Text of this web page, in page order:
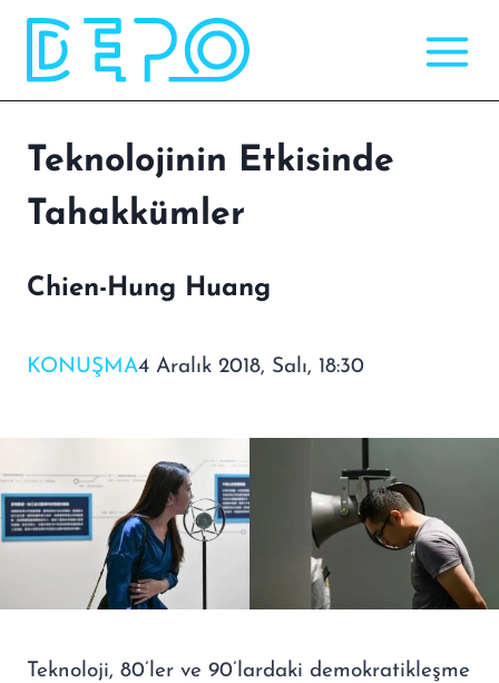
Skip
content
Teknolojinin Etkisinde
Tahakkümler
Chien-Hung Huang
KONUŞMA4 Aralık 2018, Salı, 18:30
Teknoloji, 80’ler ve 90’lardaki demokratikleşme